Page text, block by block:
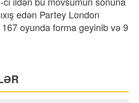
edən Partey London
oyunda forma geyinib və 9